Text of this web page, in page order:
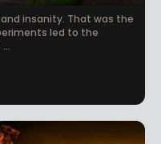
insanity. That was the
led to the